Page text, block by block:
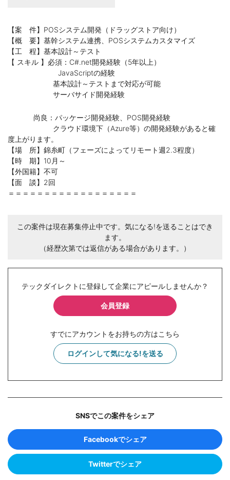
【案 件】POSシステム開発（ドラッグストア向け）
【概 要】基幹システム連携、POSシステムカスタマイズ
【工 程】基本設計～テスト
【 スキル 】必須：C#.net開発経験（5年以上）
JavaScriptの経験
基本設計～テストまで対応が可能
サーバサイド開発経験
尚良：パッケージ開発経験、POS開発経験
クラウド環境下（Azure等）の開発経験があると確
度上がります。
【場 所】錦糸町（フェーズによってリモート週2.3程度）
【時 期】10月～
【外国籍】不可
【面 談】2回
＝＝＝＝＝＝＝＝＝＝＝＝＝＝＝＝＝＝
この案件は現在募集停止中です。気になる!を送ることはでき
ます。
（経歴次第では返信がある場合があります。）
テックダイレクトに登録して企業にアピールしませんか？
会員登録
すでにアカウントをお持ちの方はこちら
ログインして気になる!を送る
SNSでこの案件をシェア
Facebookでシェア
Twitterでシェア